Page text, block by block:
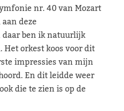
nr. 40 van Mozart
deze
ben ik natuurlijk
orkest koos voor dit
impressies van mijn
En dit leidde weer
die te zien is op de